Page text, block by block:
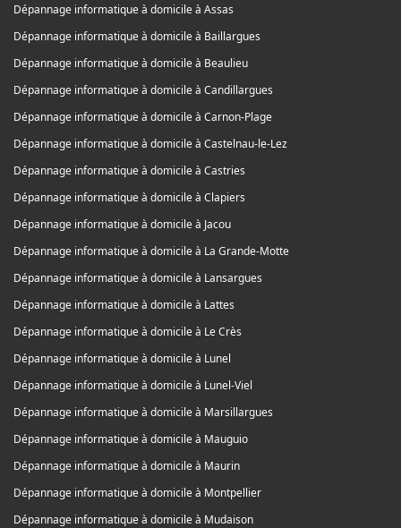
Dépannage informatique à domicile à Assas
Dépannage informatique à domicile à Baillargues
Dépannage informatique à domicile à Beaulieu
Dépannage informatique à domicile à Candillargues
Dépannage informatique à domicile à Carnon-Plage
Dépannage informatique à domicile à Castelnau-le-Lez
Dépannage informatique à domicile à Castries
Dépannage informatique à domicile à Clapiers
Dépannage informatique à domicile à Jacou
Dépannage informatique à domicile à La Grande-Motte
Dépannage informatique à domicile à Lansargues
Dépannage informatique à domicile à Lattes
Dépannage informatique à domicile à Le Crès
Dépannage informatique à domicile à Lunel
Dépannage informatique à domicile à Lunel-Viel
Dépannage informatique à domicile à Marsillargues
Dépannage informatique à domicile à Mauguio
Dépannage informatique à domicile à Maurin
Dépannage informatique à domicile à Montpellier
Dépannage informatique à domicile à Mudaison